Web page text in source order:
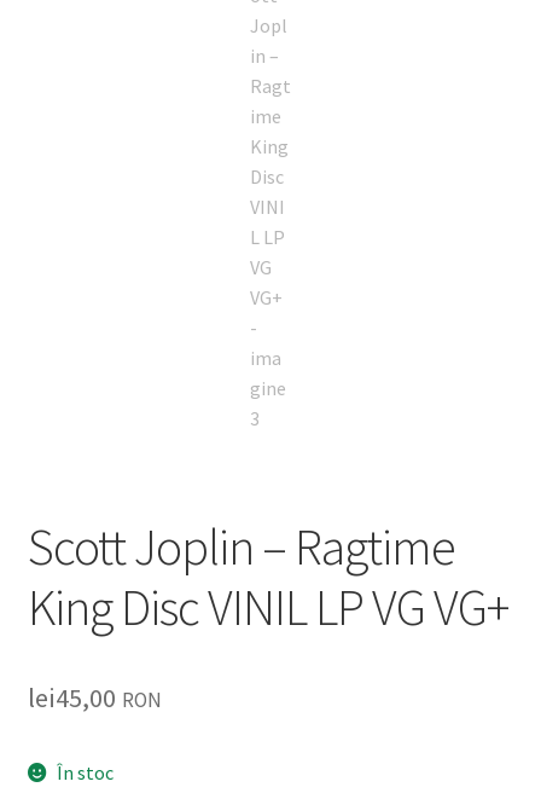
Scott Joplin – Ragtime
King Disc VINIL LP VG VG+
lei45,00 RON
În stoc